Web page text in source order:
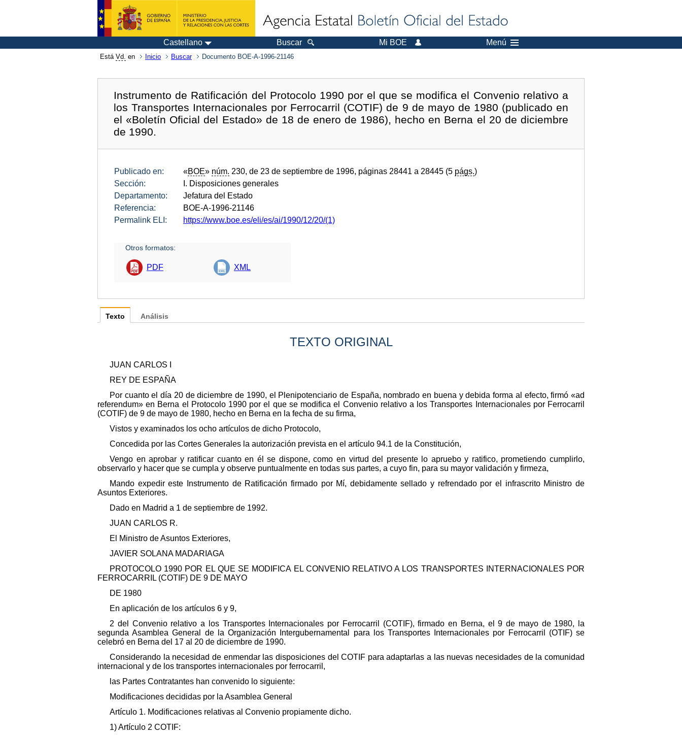
Castellano Buscar Mi BOE Menú
Está Vd. en Inicio Buscar Documento BOE-A-1996-21146
Instrumento de Ratificación del Protocolo 1990 por el que se modifica el Convenio relativo a
los Transportes Internacionales por Ferrocarril (COTIF) de 9 de mayo de 1980 (publicado en
el «Boletín Oficial del Estado» de 18 de enero de 1986), hecho en Berna el 20 de diciembre
de 1990.
Publicado en: «BOE» núm. 230, de 23 de septiembre de 1996, páginas 28441 a 28445 (5 págs.)
Sección:
I. Disposiciones generales
Departamento:
Jefatura del Estado
Referencia:
BOE-A-1996-21146
Permalink ELI:
https://www.boe.es/eli/es/ai/1990/12/20/(1)
Otros formatos:
PDF XML
Texto
TEXTO ORIGINAL
JUAN CARLOS I
REY DE ESPAÑA
Por cuanto el día 20 de diciembre de 1990, el Plenipotenciario de España, nombrado en buena y debida forma al efecto, firmó «ad
referendum» en Berna el Protocolo 1990 por el que se modifica el Convenio relativo a los Transportes Internacionales por Ferrocarril
(COTIF) de 9 de mayo de 1980, hecho en Berna en la fecha de su firma,
Vistos y examinados los ocho artículos de dicho Protocolo,
Concedida por las Cortes Generales la autorización prevista en el artículo 94.1 de la Constitución,
Vengo en aprobar y ratificar cuanto en él se dispone, como en virtud del presente lo apruebo y ratifico, prometiendo cumplirlo,
observarlo y hacer que se cumpla y observe puntualmente en todas sus partes, a cuyo fin, para su mayor validación y firmeza,
Mando expedir este Instrumento de Ratificación firmado por Mí, debidamente sellado y refrendado por el infrascrito Ministro de
Asuntos Exteriores.
Dado en Madrid a 1 de septiembre de 1992.
JUAN CARLOS R.
El Ministro de Asuntos Exteriores,
JAVIER SOLANA MADARIAGA
PROTOCOLO 1990 POR EL QUE SE MODIFICA EL CONVENIO RELATIVO A LOS TRANSPORTES INTERNACIONALES POR
FERROCARRIL (COTIF) DE 9 DE MAYO
DE 1980
En aplicación de los artículos 6 y 9,
2 del Convenio relativo a los Transportes Internacionales por Ferrocarril (COTIF), firmado en Berna, el 9 de mayo de 1980, la
segunda Asamblea General de la Organización Intergubernamental para los Transportes Internacionales por Ferrocarril (OTIF) se
celebró en Berna del 17 al 20 de diciembre de 1990.
Considerando la necesidad de enmendar las disposiciones del COTIF para adaptarlas a las nuevas necesidades de la comunidad
internacional y de los transportes internacionales por ferrocarril,
las Partes Contratantes han convenido lo siguiente:
Modificaciones decididas por la Asamblea General
Artículo 1. Modificaciones relativas al Convenio propiamente dicho.
1) Artículo 2 COTIF:
Análisis